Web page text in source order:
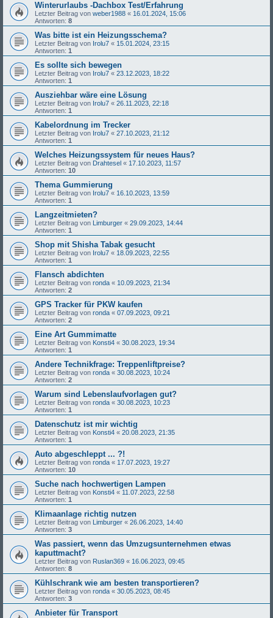
Winterurlaubs -Dachbox Test/Erfahrung
Letzter Beitrag von weber1988 « 16.01.2024, 15:06
Antworten: 8
Was bitte ist ein Heizungsschema?
Letzter Beitrag von Irolu7 « 15.01.2024, 23:15
Antworten: 1
Es sollte sich bewegen
Letzter Beitrag von Irolu7 « 23.12.2023, 18:22
Antworten: 1
Ausziehbar wäre eine Lösung
Letzter Beitrag von Irolu7 « 26.11.2023, 22:18
Antworten: 1
Kabelordnung im Trecker
Letzter Beitrag von Irolu7 « 27.10.2023, 21:12
Antworten: 1
Welches Heizungssystem für neues Haus?
Letzter Beitrag von Drahtesel « 17.10.2023, 11:57
Antworten: 10
Thema Gummierung
Letzter Beitrag von Irolu7 « 16.10.2023, 13:59
Antworten: 1
Langzeitmieten?
Letzter Beitrag von Limburger « 29.09.2023, 14:44
Antworten: 1
Shop mit Shisha Tabak gesucht
Letzter Beitrag von Irolu7 « 18.09.2023, 22:55
Antworten: 1
Flansch abdichten
Letzter Beitrag von ronda « 10.09.2023, 21:34
Antworten: 2
GPS Tracker für PKW kaufen
Letzter Beitrag von ronda « 07.09.2023, 09:21
Antworten: 2
Eine Art Gummimatte
Letzter Beitrag von Konsti4 « 30.08.2023, 19:34
Antworten: 1
Andere Technikfrage: Treppenliftpreise?
Letzter Beitrag von ronda « 30.08.2023, 10:24
Antworten: 2
Warum sind Lebenslaufvorlagen gut?
Letzter Beitrag von ronda « 30.08.2023, 10:23
Antworten: 1
Datenschutz ist mir wichtig
Letzter Beitrag von Konsti4 « 20.08.2023, 21:35
Antworten: 1
Auto abgeschleppt ... ?!
Letzter Beitrag von ronda « 17.07.2023, 19:27
Antworten: 10
Suche nach hochwertigen Lampen
Letzter Beitrag von Konsti4 « 11.07.2023, 22:58
Antworten: 1
Klimaanlage richtig nutzen
Letzter Beitrag von Limburger « 26.06.2023, 14:40
Antworten: 3
Was passiert, wenn das Umzugsunternehmen etwas
kaputtmacht?
Letzter Beitrag von Ruslan369 « 16.06.2023, 09:45
Antworten: 8
Kühlschrank wie am besten transportieren?
Letzter Beitrag von ronda « 30.05.2023, 08:45
Antworten: 3
Anbieter für Transport